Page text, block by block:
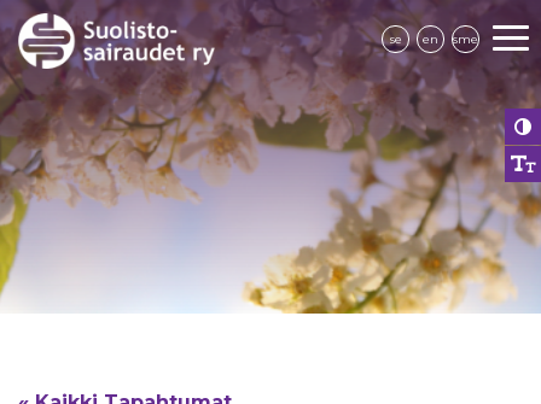
se en sme